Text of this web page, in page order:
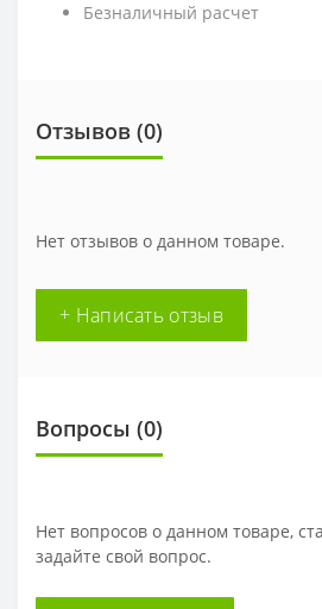
Безналичный расчет
Отзывов (0)
Нет отзывов о данном товаре.
+ Написать отзыв
Вопросы (0)
Нет вопросов о данном товаре,
задайте свой вопрос.